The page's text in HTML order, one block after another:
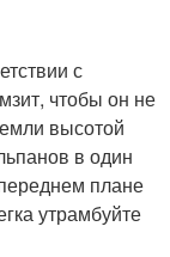
с
чтобы он не
высотой
в один
плане
утрамбуйте